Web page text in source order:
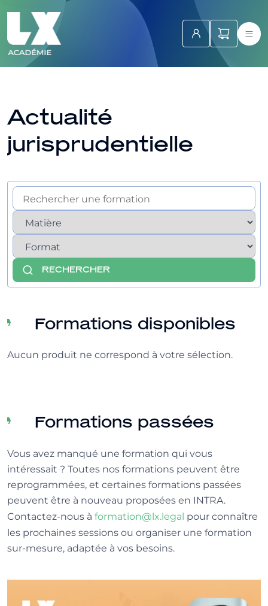
Actualité
jurisprudentielle
RECHERCHER
Formations disponibles
Aucun produit ne correspond à votre sélection.
Formations passées
Vous avez manqué une formation qui vous
intéressait ? Toutes nos formations peuvent être
reprogrammées, et certaines formations passées
peuvent être à nouveau proposées en INTRA.
Contactez-nous à formation@lx.legal pour connaître
les prochaines sessions ou organiser une formation
sur-mesure, adaptée à vos besoins.